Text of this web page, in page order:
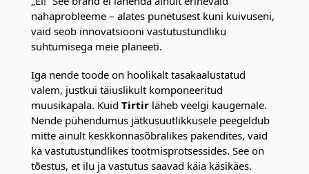
nahaprobleeme – alates punetusest kuni kuivuseni,
vaid seob innovatsiooni vastutustundliku
suhtumisega meie planeeti.
Iga nende toode on hoolikalt tasakaalustatud
valem, justkui täiuslikult komponeeritud
muusikapala. Kuid Tirtir läheb veelgi kaugemale.
Nende pühendumus jätkusuutlikkusele peegeldub
mitte ainult keskkonnasõbralikes pakendites, vaid
ka vastutustundlikes tootmisprotsessides. See on
tõestus, et ilu ja vastutus saavad käia käsikäes.